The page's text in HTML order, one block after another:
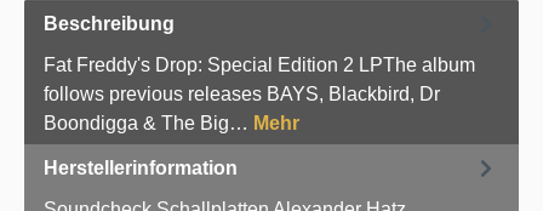
Beschreibung
Fat Freddy's Drop: Special Edition 2 LPThe album
follows previous releases BAYS, Blackbird, Dr
Boondigga & The Big… Mehr
Herstellerinformation